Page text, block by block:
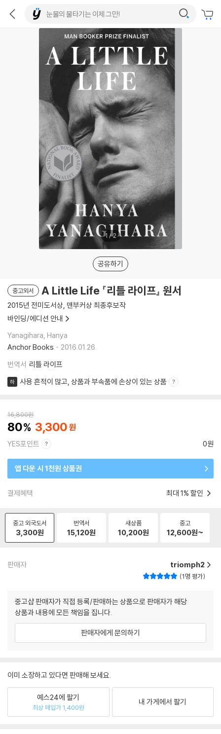
1 /2
공유하기
중고외서 A Little Life 『리틀 라이프』 원서
2015년 전미도서상, 맨부커상 최종후보작
바인딩/에디션 안내
Yanagihara, Hanya
Anchor Books
2016.01.26.
번역서 리틀 라이프
하 사용 흔적이 많고, 상품과 부속품에 손상이 있는 상품
16,800원
80 3,300
YES포인트 0원
앱 다운 시 1천원 상품권
결제혜택 최대 1% 할인
중고 외국도서
3,300원
번역서
15,120원
새상품
10,200원
중고
12,600원~
판매자 triomph2
1명 평가
중고샵 판매자가 직접 등록/판매하는 상품으로 판매자가 해당
상품과 내용에 모든 책임을 집니다.
판매자에게 문의하기
이미 소장하고 있다면 판매해 보세요.
예스24에 팔기
최상 매입가 1,400원
내 가게에서 팔기